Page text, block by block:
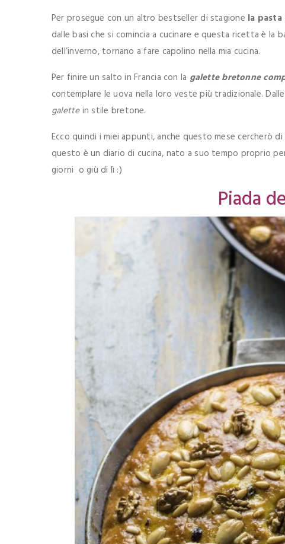
Per prosegue con un altro bestseller di stagione la
dalle basi che si comincia a cucinare e questa ricetta è la
dell’inverno, tornano a fare capolino nella mia cucina.
Per finire un salto in Francia con la galette bretonne
contemplare le uova nella loro veste più tradizionale.
galettein stile bretone.
Ecco quindi i miei appunti, anche questo mese cercherò
questo è un diario di cucina, nato a suo tempo proprio
giorni o giù di lì :)
Piada